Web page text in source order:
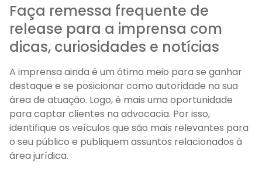
Faça remessa frequente de
release para a imprensa com
dicas, curiosidades e notícias
A imprensa ainda é um ótimo meio para se ganhar
destaque e se posicionar como autoridade na sua
área de atuação. Logo, é mais uma oportunidade
para captar clientes na advocacia. Por isso,
identifique os veículos que são mais relevantes para
o seu público e publiquem assuntos relacionados à
área jurídica.